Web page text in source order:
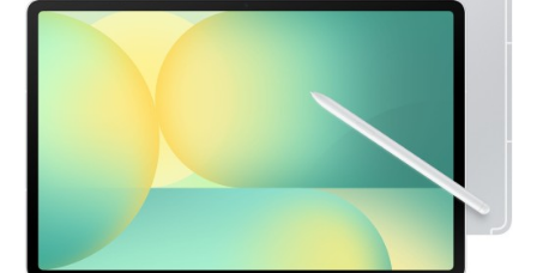
Гарантия
Оплата
Доставка
Самовывоз